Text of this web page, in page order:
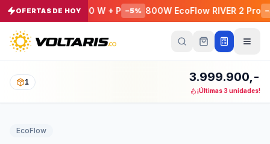
OFERTAS DE HOY
1800 W + P −5% 800W EcoFlow RIVER 2 Pro −5%
1 3.999.900,-
¡Últimas 3 unidades!
EcoFlow
Tu
Vacío
vacío